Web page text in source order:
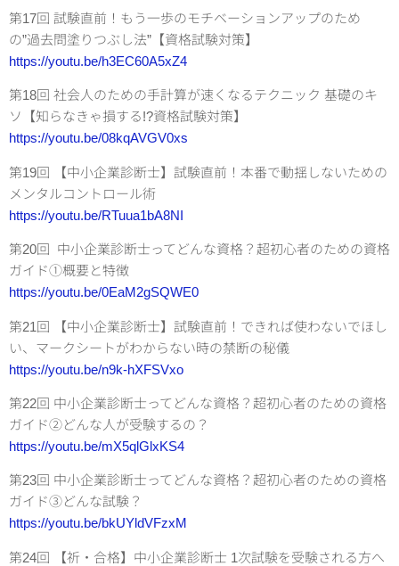
第17回 試験直前！もう一歩のモチベーションアップのため
の”過去問塗りつぶし法”【資格試験対策】
https://youtu.be/h3EC60A5xZ4
第18回 社会人のための手計算が速くなるテクニック 基礎のキ
ソ【知らなきゃ損する!?資格試験対策】
https://youtu.be/08kqAVGV0xs
第19回 【中小企業診断士】試験直前！本番で動揺しないための
メンタルコントロール術
https://youtu.be/RTuua1bA8NI
第20回 中小企業診断士ってどんな資格？超初心者のための資格
ガイド①概要と特徴
https://youtu.be/0EaM2gSQWE0
第21回 【中小企業診断士】試験直前！できれば使わないでほし
い、マークシートがわからない時の禁断の秘儀
https://youtu.be/n9k-hXFSVxo
第22回 中小企業診断士ってどんな資格？超初心者のための資格
ガイド②どんな人が受験するの？
https://youtu.be/mX5qlGlxKS4
第23回 中小企業診断士ってどんな資格？超初心者のための資格
ガイド③どんな試験？
https://youtu.be/bkUYldVFzxM
第24回 【祈・合格】中小企業診断士 1次試験を受験される方へ